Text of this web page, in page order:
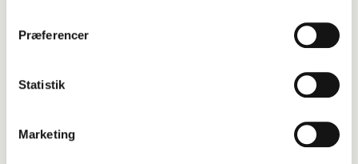
Præferencer
Statistik
Marketing